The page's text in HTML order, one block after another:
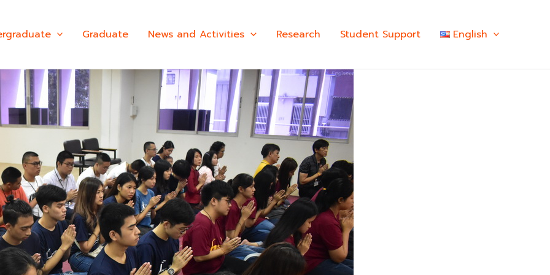
Graduate News and Activities Research Student Support English